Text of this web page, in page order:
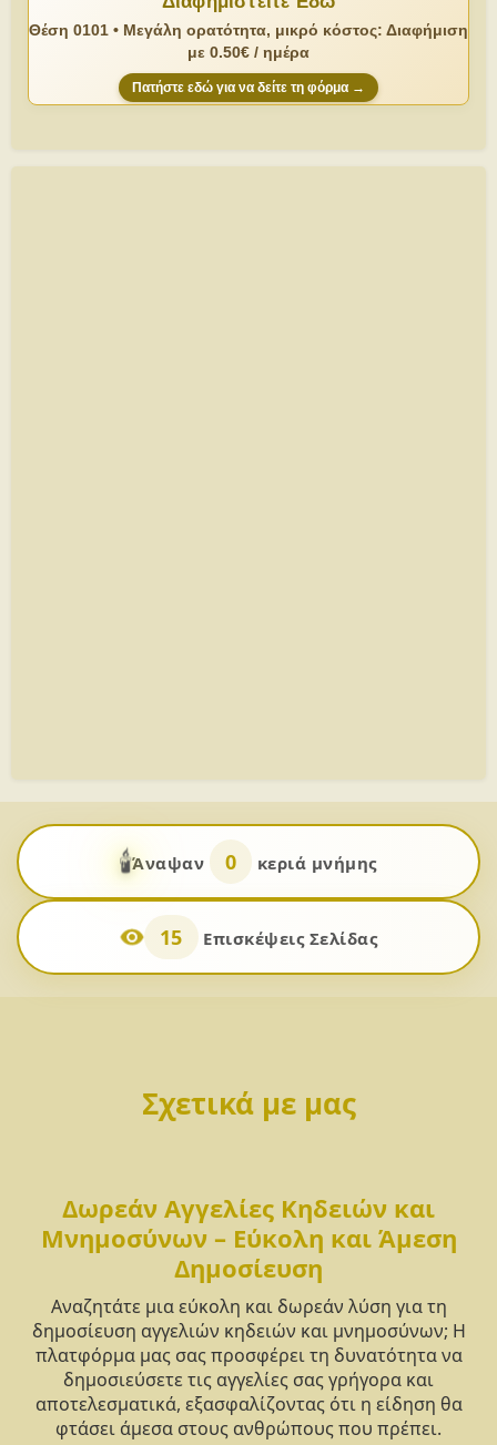
Θέση 0101 • Μεγάλη ορατότητα, μικρό κόστος: Διαφήμιση
με 0.50€ / ημέρα
Πατήστε εδώ για να δείτε τη φόρμα →
🕯️Άναψαν 0 κεριά μνήμης
15 Επισκέψεις Σελίδας
Σχετικά με μας
Δωρεάν Αγγελίες Κηδειών και
Μνημοσύνων – Εύκολη και Άμεση
Δημοσίευση
Αναζητάτε μια εύκολη και δωρεάν λύση για τη
δημοσίευση αγγελιών κηδειών και μνημοσύνων; Η
πλατφόρμα μας σας προσφέρει τη δυνατότητα να
δημοσιεύσετε τις αγγελίες σας γρήγορα και
αποτελεσματικά, εξασφαλίζοντας ότι η είδηση θα
φτάσει άμεσα στους ανθρώπους που πρέπει.